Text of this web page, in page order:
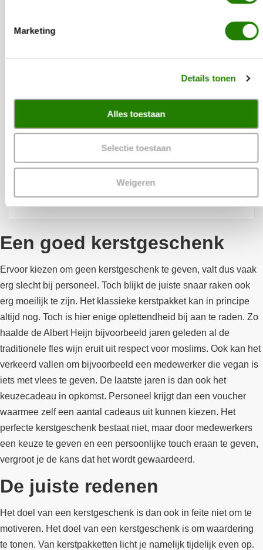
Marketing
Details tonen
Alles toestaan
Selectie toestaan
Weigeren
2 Stralend feest
MEER INFORMATIE
Een goed kerstgeschenk
Ervoor kiezen om geen kerstgeschenk te geven, valt dus vaak
erg slecht bij personeel. Toch blijkt de juiste snaar raken ook
erg moeilijk te zijn. Het klassieke kerstpakket kan in principe
altijd nog. Toch is hier enige oplettendheid bij aan te raden. Zo
haalde de Albert Heijn bijvoorbeeld jaren geleden al de
traditionele fles wijn eruit uit respect voor moslims. Ook kan het
verkeerd vallen om bijvoorbeeld een medewerker die vegan is
iets met vlees te geven. De laatste jaren is dan ook het
keuzecadeau in opkomst. Personeel krijgt dan een voucher
waarmee zelf een aantal cadeaus uit kunnen kiezen. Het
perfecte kerstgeschenk bestaat niet, maar door medewerkers
een keuze te geven en een persoonlijke touch eraan te geven,
vergroot je de kans dat het wordt gewaardeerd.
De juiste redenen
Het doel van een kerstgeschenk is dan ook in feite niet om te
motiveren. Het doel van een kerstgeschenk is om waardering
te tonen. Van kerstpakketten licht je namelijk tijdelijk even op.